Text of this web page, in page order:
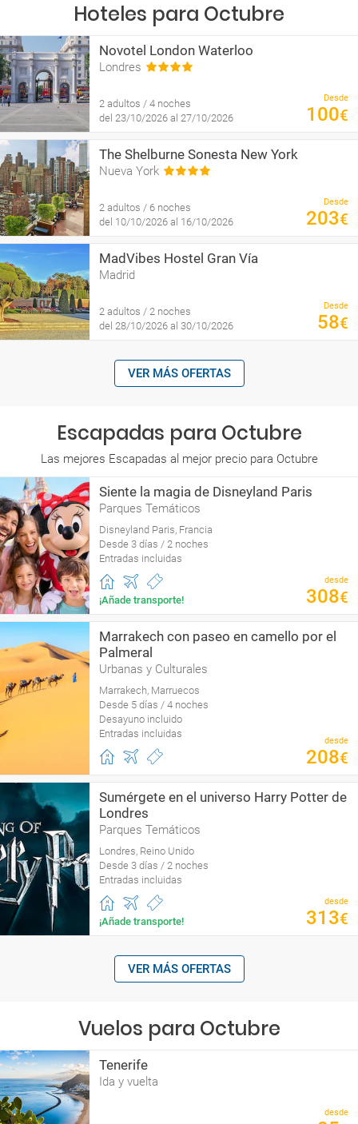
Hoteles para Octubre
Novotel London Waterloo
Londres
2 adultos / 4 noches
del 23/10/2026 al 27/10/2026
Desde
100€
The Shelburne Sonesta New York
Nueva York
2 adultos / 6 noches
del 10/10/2026 al 16/10/2026
Desde
203€
MadVibes Hostel Gran Vía
Madrid
2 adultos / 2 noches
del 28/10/2026 al 30/10/2026
Desde
58€
VER MÁS OFERTAS
Escapadas para Octubre
Las mejores Escapadas al mejor precio para Octubre
Siente la magia de Disneyland Paris
Parques Temáticos
Disneyland Paris, Francia
Desde 3 días / 2 noches
Entradas incluidas
¡Añade transporte!
desde
308€
Marrakech con paseo en camello por el
Palmeral
Urbanas y Culturales
Marrakech, Marruecos
Desde 5 días / 4 noches
Desayuno incluido
Entradas incluidas
desde
208€
Sumérgete en el universo Harry Potter de
Londres
Parques Temáticos
Londres, Reino Unido
Desde 3 días / 2 noches
Entradas incluidas
¡Añade transporte!
desde
313€
VER MÁS OFERTAS
Vuelos para Octubre
Tenerife
Ida y vuelta
desde